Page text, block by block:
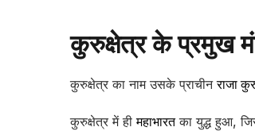
कुरुक्षेत्र के प्रमुख
कुरुक्षेत्र का नाम उसके प्राचीनराजा
कुरुक्षेत्र में हीमहाभारतका युद्ध हुआ,